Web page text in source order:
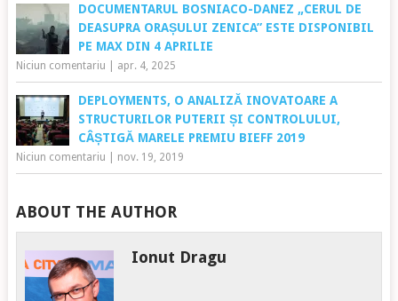
DOCUMENTARUL BOSNIACO-DANEZ „CERUL DE
DEASUPRA ORAȘULUI ZENICA” ESTE DISPONIBIL
PE MAX DIN 4 APRILIE
Niciun comentariu apr. 4, 2025
DEPLOYMENTS, O ANALIZĂ INOVATOARE A
STRUCTURILOR PUTERII ȘI CONTROLULUI,
CÂȘTIGĂ MARELE PREMIU BIEFF 2019
Niciun comentariu nov. 19, 2019
ABOUT THE AUTHOR
Ionut Dragu